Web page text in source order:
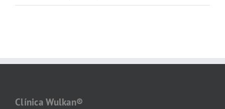
Clínica Wulkan®